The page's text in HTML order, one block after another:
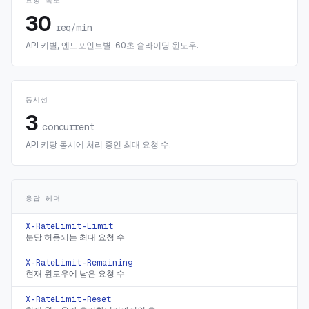
30 req/min
API 키별, 엔드포인트별. 60초 슬라이딩 윈도우.
동시성
3 concurrent
API 키당 동시에 처리 중인 최대 요청 수.
응답 헤더
X-RateLimit-Limit
분당 허용되는 최대 요청 수
X-RateLimit-Remaining
현재 윈도우에 남은 요청 수
X-RateLimit-Reset